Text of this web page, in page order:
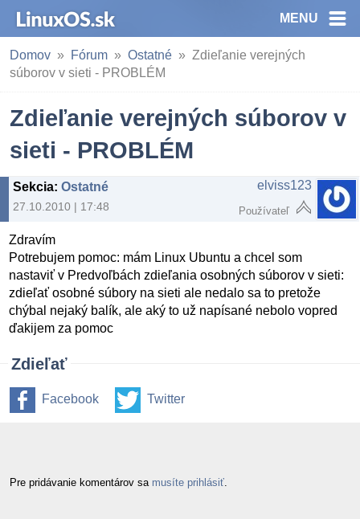
MENU
Domov Fórum Ostatné
Zdieľanie verejných
súborov v sieti - PROBLÉM
Zdieľanie verejných súborov v
sieti - PROBLÉM
Sekcia: Ostatné
27.10.2010 | 17:48
elviss123
Používateľ
Zdravím
Potrebujem pomoc: mám Linux Ubuntu a chcel som
nastaviť v Predvoľbách zdieľania osobných súborov v sieti:
zdieľať osobné súbory na sieti ale nedalo sa to pretože
chýbal nejaký balík, ale aký to už napísané nebolo vopred
ďakijem za pomoc
Zdieľať
Facebook Twitter
Pre pridávanie komentárov sa musíte prihlásiť